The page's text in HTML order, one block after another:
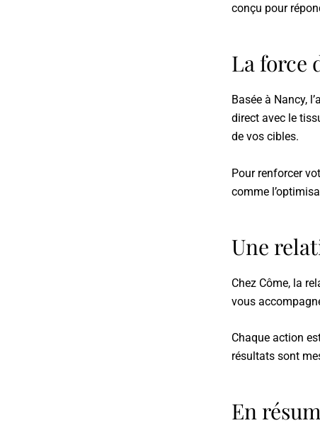
conçu pour
La force
Basée à Nancy,
direct avec le
de vos cibles.
Pour renforcer
comme
Une
Chez Côme, la
vous
Chaque action
résultats sont
En